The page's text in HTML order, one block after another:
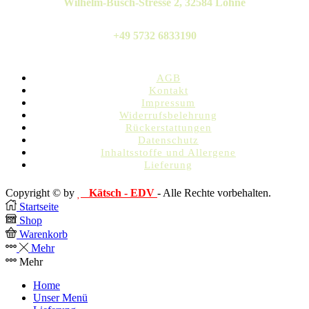
Wilhelm-Busch-Stresse 2, 32584 Löhne
+49 5732 6833190
AGB
Kontakt
Impressum
Widerrufsbelehrung
Rückerstattungen
Datenschutz
Inhaltsstoffe und Allergene
Lieferung
Copyright © by Kätsch - EDV - Alle Rechte vorbehalten.
Startseite
Shop
Warenkorb
Mehr
Mehr
Home
Unser Menü